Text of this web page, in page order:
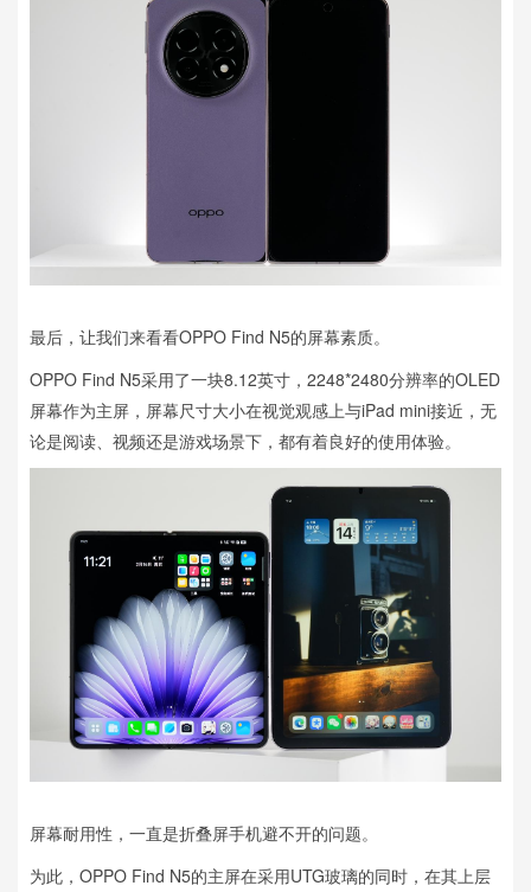
最后，让我们来看看OPPO Find N5的屏幕素质。
OPPO Find N5采用了一块8.12英寸，2248*2480分辨率的OLED
屏幕作为主屏，屏幕尺寸大小在视觉观感上与iPad mini接近，无
论是阅读、视频还是游戏场景下，都有着良好的使用体验。
屏幕耐用性，一直是折叠屏手机避不开的问题。
为此，OPPO Find N5的主屏在采用UTG玻璃的同时，在其上层